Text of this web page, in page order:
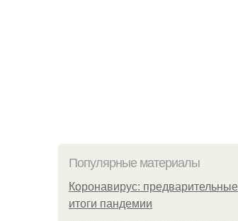
Популярные материалы
Коронавирус: предварительные
итоги пандемии